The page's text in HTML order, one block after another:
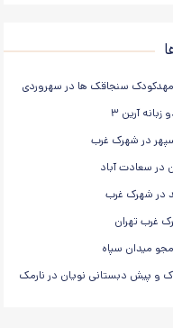
مهدکودک سنجاقک ها در سهروردی
در شهرک غرب
در سعادت آباد
در شهرک غرب
غرب تهران
میدان سپاه
و پیش دبستانی نویان در نارمک